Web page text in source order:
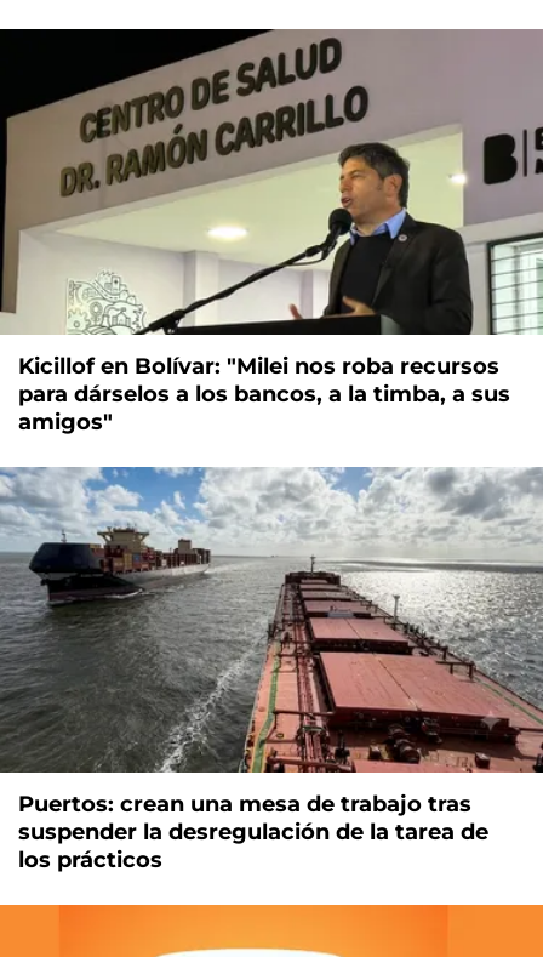
Kicillof en Bolívar: "Milei nos roba recursos
para dárselos a los bancos, a la timba, a sus
amigos"
Puertos: crean una mesa de trabajo tras
suspender la desregulación de la tarea de
los prácticos